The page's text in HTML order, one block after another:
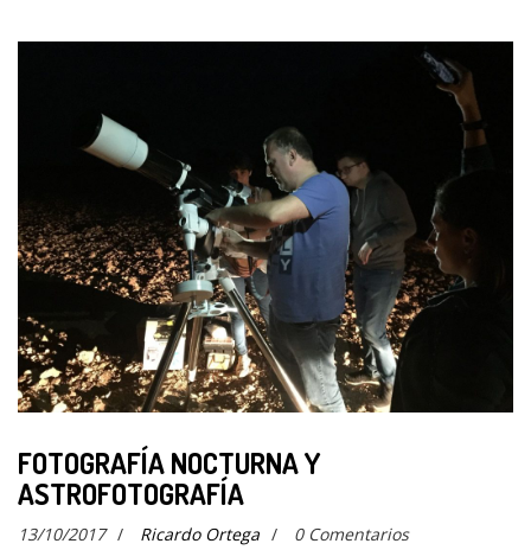
FOTOGRAFÍA NOCTURNA Y
ASTROFOTOGRAFÍA
13/10/2017 / Ricardo Ortega / 0 Comentarios